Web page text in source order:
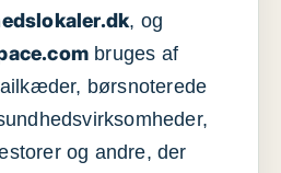
, og
bruges af
børsnoterede
og andre, der